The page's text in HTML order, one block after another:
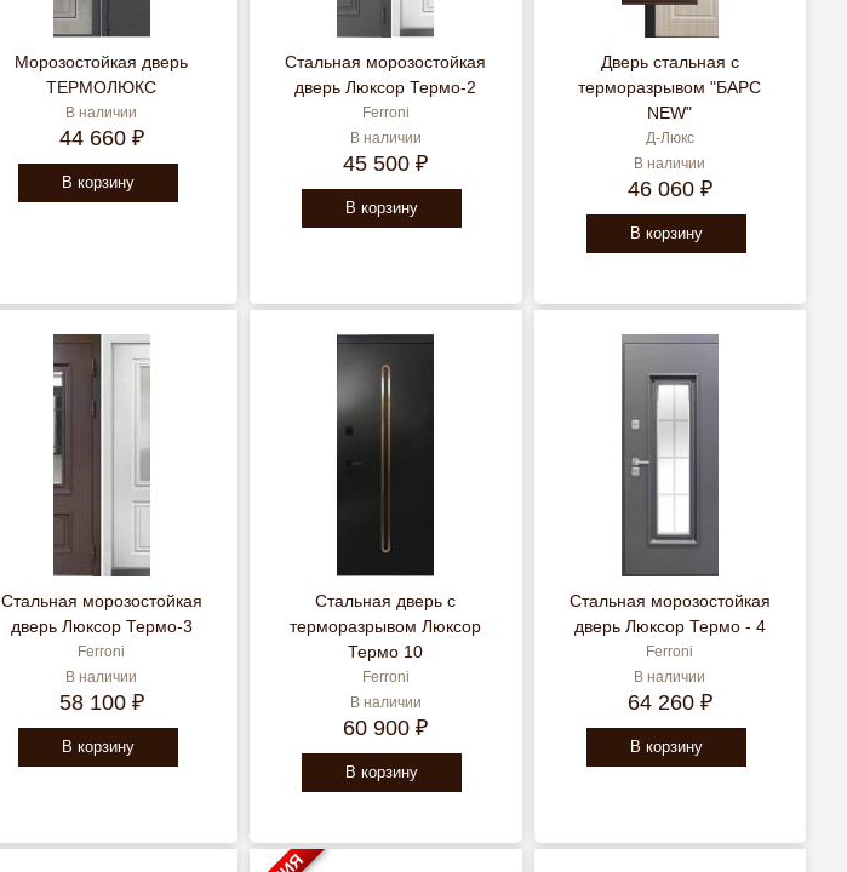
Морозостойкая дверь
ТЕРМОЛЮКС
В наличии
44 660 ₽
В корзину
Стальная морозостойкая
дверь Люксор Термо-2
Ferroni
В наличии
45 500 ₽
В корзину
Дверь стальная с
терморазрывом "БАРС
NEW"
Д-Люкс
В наличии
46 060 ₽
В корзину
Стальная морозостойкая
дверь Люксор Термо-3
Ferroni
В наличии
58 100 ₽
В корзину
Стальная дверь с
терморазрывом Люксор
Термо 10
Ferroni
В наличии
60 900 ₽
В корзину
Стальная морозостойкая
дверь Люксор Термо - 4
Ferroni
В наличии
64 260 ₽
В корзину